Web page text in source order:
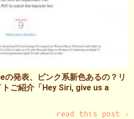
の発表、ピンク系新色あるの？リ
ご紹介「Hey Siri, give us a
read this post ›